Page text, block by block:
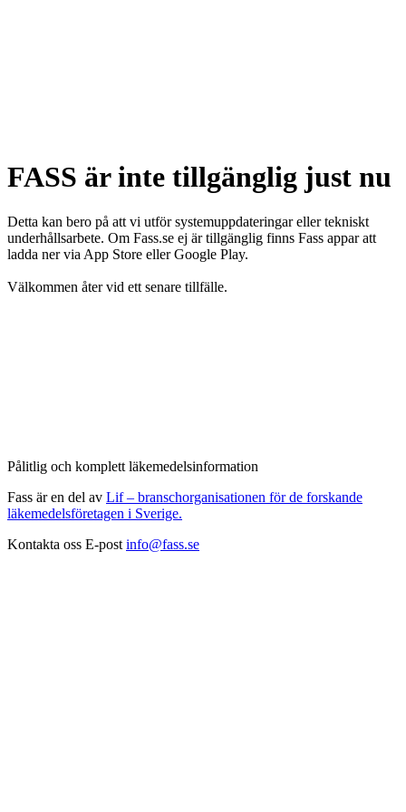
FASS är inte tillgänglig just nu
Detta kan bero på att vi utför systemuppdateringar eller tekniskt
underhållsarbete. Om Fass.se ej är tillgänglig finns Fass appar att
ladda ner via App Store eller Google Play.
Välkommen åter vid ett senare tillfälle.
Pålitlig och komplett läkemedelsinformation
Fass är en del av Lif – branschorganisationen för de forskande
läkemedelsföretagen i Sverige.
Kontakta oss E-post info@fass.se